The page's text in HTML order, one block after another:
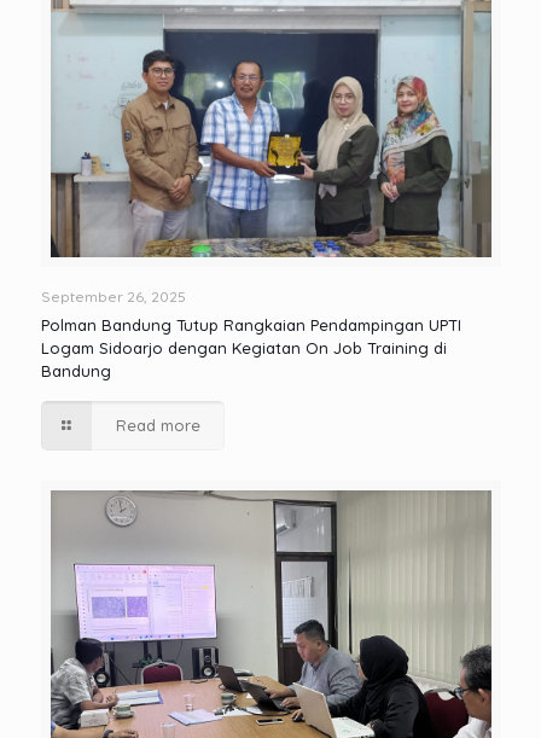
September 26, 2025
Polman Bandung Tutup Rangkaian Pendampingan UPTI
Logam Sidoarjo dengan Kegiatan On Job Training di
Bandung
Read more